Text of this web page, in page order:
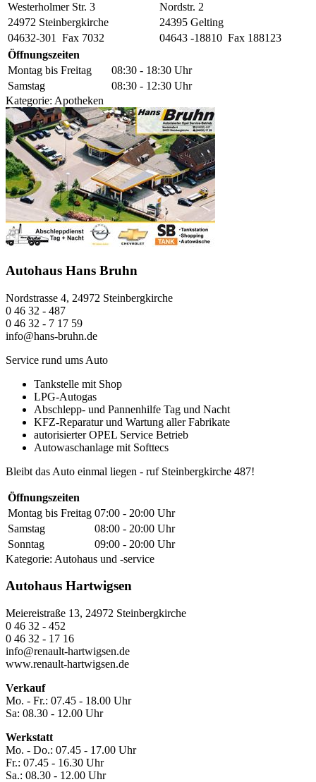
Westerholmer Str. 3
Nordstr. 2
24972 Steinbergkirche
24395 Gelting
04632-301 Fax 7032
04643 -18810 Fax 188123
Öffnungszeiten
Montag bis Freitag
08:30 - 18:30 Uhr
Samstag
08:30 - 12:30 Uhr
Kategorie: Apotheken
Autohaus Hans Bruhn
Nordstrasse 4, 24972 Steinbergkirche
0 46 32 - 487
0 46 32 - 7 17 59
info@hans-bruhn.de
Service rund ums Auto
Tankstelle mit Shop
LPG-Autogas
Abschlepp- und Pannenhilfe Tag und Nacht
KFZ-Reparatur und Wartung aller Fabrikate
autorisierter OPEL Service Betrieb
Autowaschanlage mit Softtecs
Bleibt das Auto einmal liegen - ruf Steinbergkirche 487!
Öffnungszeiten
Montag bis Freitag 07:00 - 20:00 Uhr
Samstag
08:00 - 20:00 Uhr
Sonntag
09:00 - 20:00 Uhr
Kategorie: Autohaus und -service
Autohaus Hartwigsen
Meiereistraße 13, 24972 Steinbergkirche
0 46 32 - 452
0 46 32 - 17 16
info@renault-hartwigsen.de
www.renault-hartwigsen.de
Verkauf
Mo. - Fr.: 07.45 - 18.00 Uhr
Sa: 08.30 - 12.00 Uhr
Werkstatt
Mo. - Do.: 07.45 - 17.00 Uhr
Fr.: 07.45 - 16.30 Uhr
Sa.: 08.30 - 12.00 Uhr